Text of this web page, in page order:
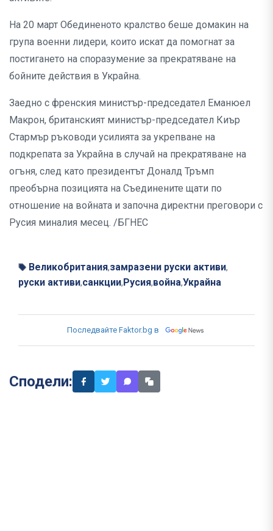
На 20 март Обединеното кралство беше домакин на
група военни лидери, които искат да помогнат за
постигането на споразумение за прекратяване на
бойните действия в Украйна.
Заедно с френския министър-председател Еманюел
Макрон, британският министър-председател Киър
Стармър ръководи усилията за укрепване на
подкрепата за Украйна в случай на прекратяване на
огъня, след като президентът Доналд Тръмп
преобърна позицията на Съединените щати по
отношение на войната и започна директни преговори с
Русия миналия месец. /БГНЕС
Великобритания,замразени руски активи,
руски активи,санкции, Русия,война,Украйна
Последвайте Faktor.bg в
Сподели: